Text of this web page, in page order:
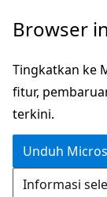
Lompati
konten
utama
Browser
Tingkatkan ke
fitur,
terkini.
Unduh
Informasi